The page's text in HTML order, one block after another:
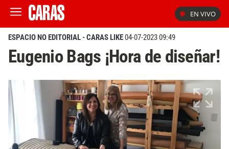
EN VIVO
ESPACIO NO EDITORIAL - CARAS LIKE04-07-2023 09:49
Eugenio Bags ¡Hora de diseñar!